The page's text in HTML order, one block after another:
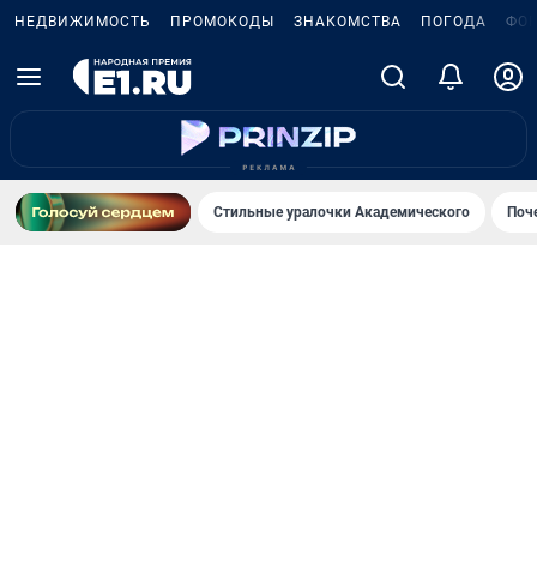
НЕДВИЖИМОСТЬ ПРОМОКОДЫ ЗНАКОМСТВА ПОГОДА
Стильные уралочки Академического